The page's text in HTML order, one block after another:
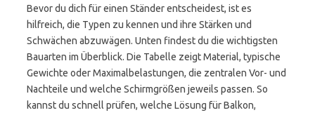
Bevor du dich für einen Ständer entscheidest, ist es
hilfreich, die Typen zu kennen und ihre Stärken und
Schwächen abzuwägen. Unten findest du die wichtigsten
Bauarten im Überblick. Die Tabelle zeigt Material, typische
Gewichte oder Maximalbelastungen, die zentralen Vor- und
Nachteile und welche Schirmgrößen jeweils passen. So
kannst du schnell prüfen, welche Lösung für Balkon,